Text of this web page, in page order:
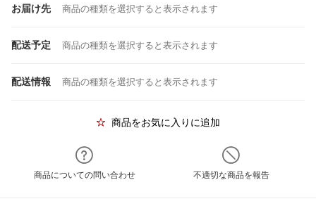
お届け先 商品の種類を選択すると表示されます
配送予定 商品の種類を選択すると表示されます
配送情報 商品の種類を選択すると表示されます
商品をお気に入りに追加
商品についての問い合わせ 不適切な商品を報告